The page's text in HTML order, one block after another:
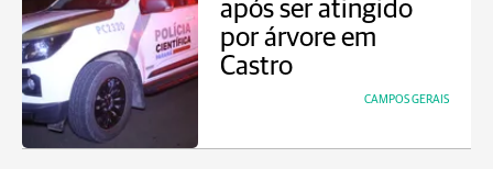
após ser atingido
por árvore em
Castro
CAMPOS GERAIS